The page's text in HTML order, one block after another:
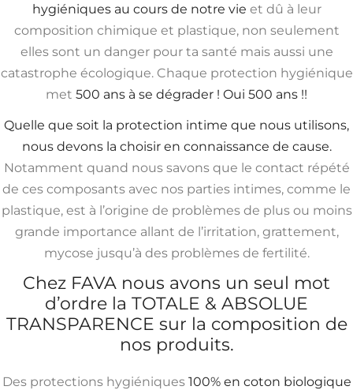
hygiéniques au cours de notre vie et dû à leur
composition chimique et plastique, non seulement
elles sont un danger pour ta santé mais aussi une
catastrophe écologique. Chaque protection hygiénique
met 500 ans à se dégrader ! Oui 500 ans !!
Quelle que soit la protection intime que nous utilisons,
nous devons la choisir en connaissance de cause.
Notamment quand nous savons que le contact répété
de ces composants avec nos parties intimes, comme le
plastique, est à l’origine de problèmes de plus ou moins
grande importance allant de l’irritation, grattement,
mycose jusqu’à des problèmes de fertilité.
Chez FAVA nous avons un seul mot
d’ordre la TOTALE & ABSOLUE
TRANSPARENCE sur la composition de
nos produits.
Des protections hygiéniques 100% en coton biologique